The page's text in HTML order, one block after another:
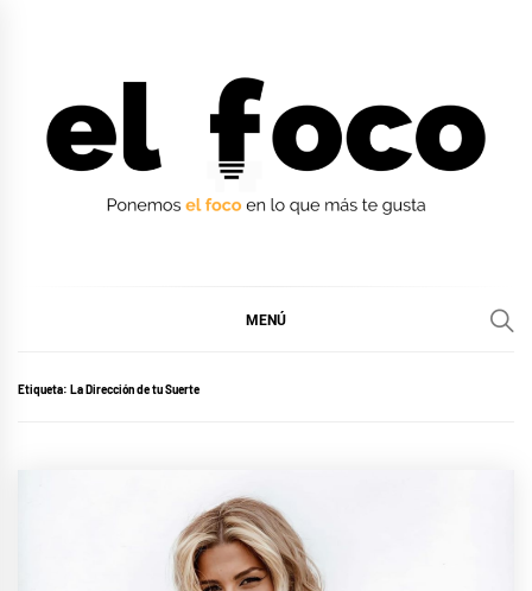
MENÚ
Etiqueta: La Dirección de tu Suerte